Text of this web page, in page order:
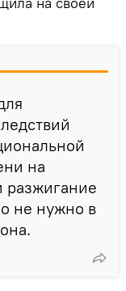
на
разжигание
не нужно в